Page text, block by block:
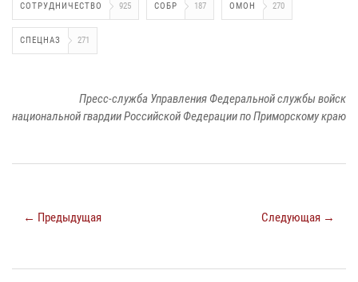
СОТРУДНИЧЕСТВО 925 СОБР 187 ОМОН 270
СПЕЦНАЗ 271
Пресс-служба Управления Федеральной службы войск
национальной гвардии Российской Федерации по Приморскому краю
← Предыдущая Следующая →